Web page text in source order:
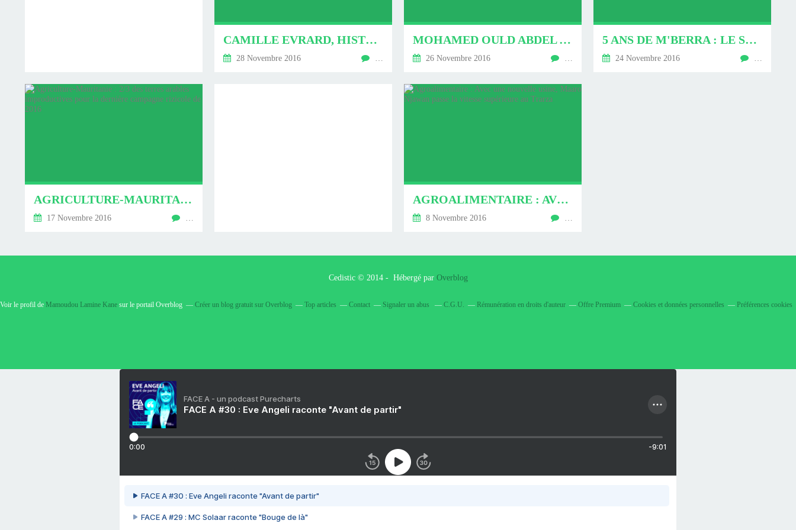
CAMILLE EVRARD, HISTORIENNE-CHERCHEURE SPÉCIALISÉE DANS L'ARMÉE MAURITANIENNE : "UNE ARMÉE SANS MÉRITOCRATIE ET SANS EXEMPLARITÉ DES CHEFS, EST VOUÉE À S'EFFONDRER SUR ELLE-MÊME!"
28 Novembre 2016 …
MOHAMED OULD ABDEL AZIZ : UN PRÉSIDENT-NÉRON
26 Novembre 2016 …
5 ANS DE M'BERRA : LE SUCCÈS D'UNE COORDINATION HUMANITAIRE
24 Novembre 2016 …
AGRICULTURE-MAURITANIE : 2/3 DES TERRES ARABLES IMPRODUCTIVES POUR LA DERNIÈRE CAMPAGNE RIZICOLE DE 2016
17 Novembre 2016 …
AGROALIMENTAIRE : AVEC UNE NOUVELLE USINE, MAARO NJAWAN PASSE LA VITESSE SUPÉRIEURE AU TRARZA
8 Novembre 2016 …
Cedistic © 2014 - Hébergé par Overblog
Voir le profil de Mamoudou Lamine Kane sur le portail Overblog Créer un blog gratuit sur Overblog Top articles Contact Signaler un abus C.G.U. Rémunération en droits d'auteur Offre Premium Cookies et données personnelles Préférences cookies
FACE A - un podcast Purecharts
FACE A #30 : Eve Angeli raconte "Avant de partir"
0:00 -9:01
FACE A #30 : Eve Angeli raconte "Avant de partir"
FACE A #29 : MC Solaar raconte "Bouge de là"